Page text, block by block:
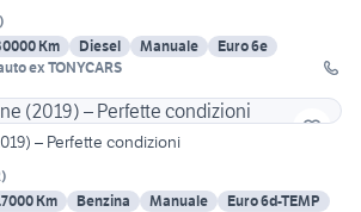
)
Km Diesel Manuale
Euro 6e
ex TONYCARS
– Perfette condizioni
)
Km Benzina Manuale
Euro 6d-TEMP